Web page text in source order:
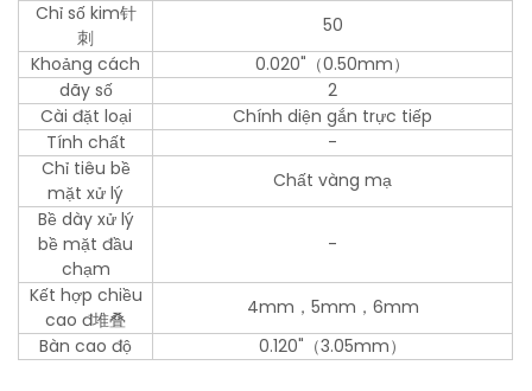
Chỉ số kim针
刺
50
Khoảng cách
0.020"（0.50mm）
dãy số
2
Cài đặt loại
Chính diện gắn trực tiếp
Tính chất
-
Chỉ tiêu bề
mặt xử lý
Chất vàng mạ
Bề dày xử lý
bề mặt đầu
chạm
-
Kết hợp chiều
cao đ堆叠
4mm，5mm，6mm
Bàn cao độ
0.120"（3.05mm）